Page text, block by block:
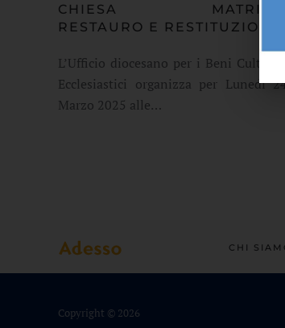
CHIESA MATRICE:
RESTAURO E RESTITUZIONE
L’Ufficio diocesano per i Beni Culturali
Ecclesiastici organizza per Lunedì
Marzo 2025 alle…
CHI
Copyright © 2026